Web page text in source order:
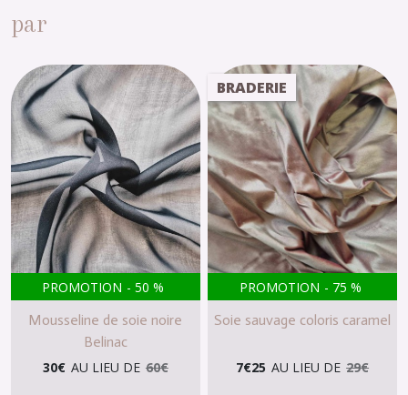
par
PROMOTION - 50 %
Mousseline de soie noire
Belinac
30€ AU LIEU DE 60€
BRADERIE
PROMOTION - 75 %
Soie sauvage coloris caramel
7€25 AU LIEU DE 29€